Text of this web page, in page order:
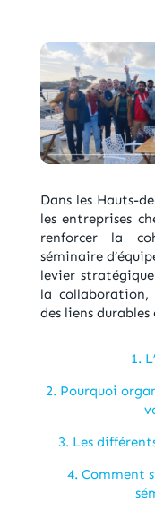
Dans les Hauts-
les entreprises
renforcer la
séminaire
levier
la collaboration,
des liens
1.
2. Pourquoi
3. Les
4. Comment